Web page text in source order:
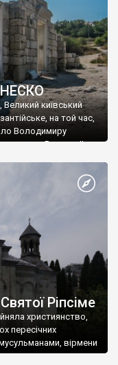
Великий київський
на той час,
Володимиру
Василю ІІ, та
християнином.
Таврійського
Ріпсіме
християнство,
пересічних
вірмени